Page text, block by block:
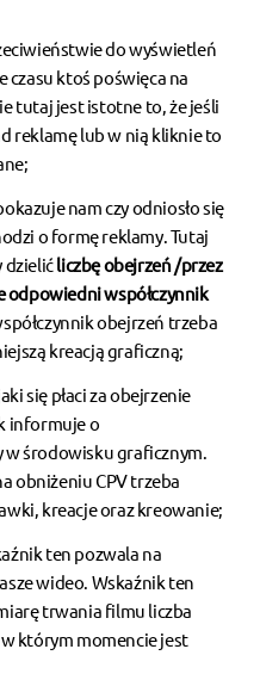
do wyświetleń
czasu ktoś poświęca na
tutaj jest istotne to, że jeśli
reklamę lub w nią kliknie to
nam czy odniosło się
o formę reklamy. Tutaj
dzielićliczbę obejrzeń /przez
odpowiedni współczynnik
obejrzeń trzeba
kreacją graficzną;
się płaci za obejrzenie
informuje o
środowisku graficznym.
obniżeniu CPV trzeba
kreacje oraz kreowanie;
ten pozwala na
wideo. Wskaźnik ten
trwania filmu liczba
którym momencie jest